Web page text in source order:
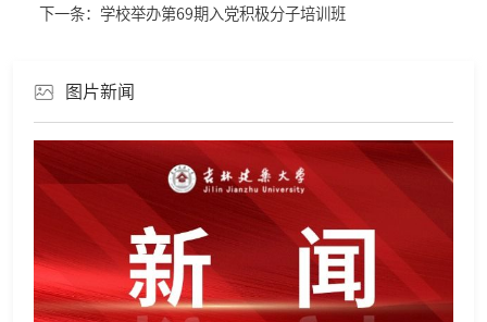
下一条：学校举办第69期入党积极分子培训班
图片新闻